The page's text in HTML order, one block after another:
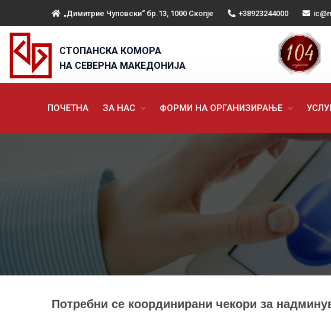
„Димитрие Чуповски“ бр.13, 1000 Скопје +38923244000
СТОПАНСКА КОМОРА
НА СЕВЕРНА МАКЕДОНИЈА
ПОЧЕТНА ЗА НАС ФОРМИ НА ОРГАНИЗИРАЊЕ
Потребни се координирани чекори за